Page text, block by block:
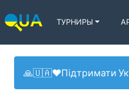
ТУРНИРЫ
🙏🇺🇦❤️Підтримати